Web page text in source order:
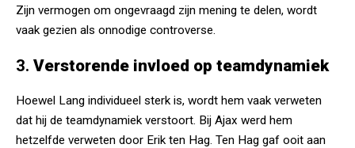
Zijn vermogen om ongevraagd zijn mening te delen, wordt
vaak gezien als onnodige controverse.
3. Verstorende invloed op teamdynamiek
Hoewel Lang individueel sterk is, wordt hem vaak verweten
dat hij de teamdynamiek verstoort. Bij Ajax werd hem
hetzelfde verweten door Erik ten Hag. Ten Hag gaf ooit aan